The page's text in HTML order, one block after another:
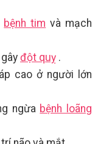
bệnh tim và mạch
đột quỵ .
cao ở người lớn
ngừa bệnh loãng